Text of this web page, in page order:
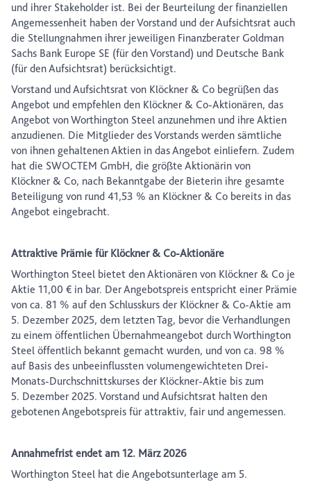
und ihrer Stakeholder ist. Bei der Beurteilung der finanziellen
Angemessenheit haben der Vorstand und der Aufsichtsrat auch
die Stellungnahmen ihrer jeweiligen Finanzberater Goldman
Sachs Bank Europe SE (für den Vorstand) und Deutsche Bank
(für den Aufsichtsrat) berücksichtigt.
Vorstand und Aufsichtsrat von Klöckner & Co begrüßen das
Angebot und empfehlen den Klöckner & Co-Aktionären, das
Angebot von Worthington Steel anzunehmen und ihre Aktien
anzudienen. Die Mitglieder des Vorstands werden sämtliche
von ihnen gehaltenen Aktien in das Angebot einliefern. Zudem
hat die SWOCTEM GmbH, die größte Aktionärin von
Klöckner & Co, nach Bekanntgabe der Bieterin ihre gesamte
Beteiligung von rund 41,53 % an Klöckner & Co bereits in das
Angebot eingebracht.
Attraktive Prämie für Klöckner & Co-Aktionäre
Worthington Steel bietet den Aktionären von Klöckner & Co je
Aktie 11,00 € in bar. Der Angebotspreis entspricht einer Prämie
von ca. 81 % auf den Schlusskurs der Klöckner & Co-Aktie am
5. Dezember 2025, dem letzten Tag, bevor die Verhandlungen
zu einem öffentlichen Übernahmeangebot durch Worthington
Steel öffentlich bekannt gemacht wurden, und von ca. 98 %
auf Basis des unbeeinflussten volumengewichteten Drei-
Monats-Durchschnittskurses der Klöckner-Aktie bis zum
5. Dezember 2025. Vorstand und Aufsichtsrat halten den
gebotenen Angebotspreis für attraktiv, fair und angemessen.
Annahmefrist endet am 12. März 2026
Worthington Steel hat die Angebotsunterlage am 5.